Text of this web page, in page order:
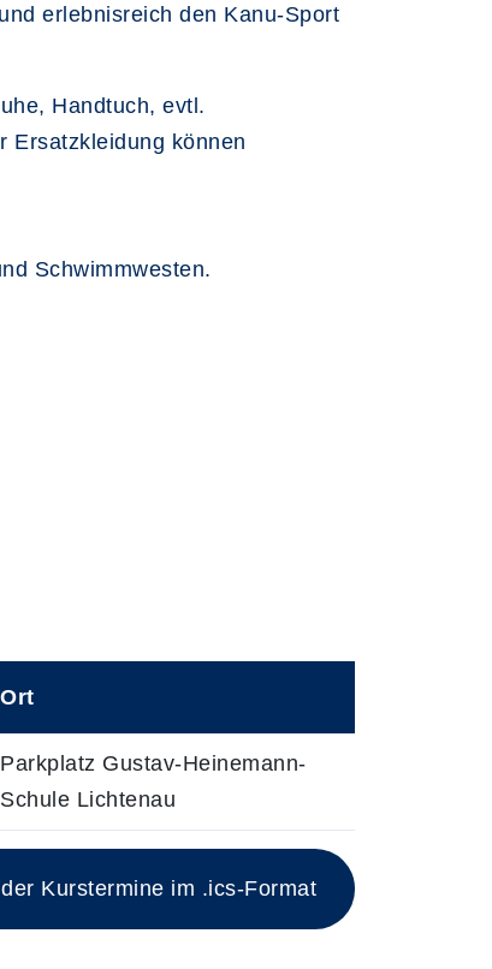
erlebnisreich den Kanu-Sport
Handtuch, evtl.
Ersatzkleidung können
Schwimmwesten.
Ort
Parkplatz Gustav-Heinemann-
Schule Lichtenau
Kurstermine im .ics-Format